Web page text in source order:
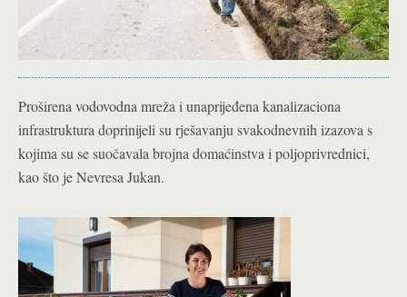
Proširena vodovodna mreža i unaprijeđena kanalizaciona
infrastruktura doprinijeli su rješavanju svakodnevnih izazova s
kojima su se suočavala brojna domaćinstva i poljoprivrednici,
kao što je Nevresa Jukan.